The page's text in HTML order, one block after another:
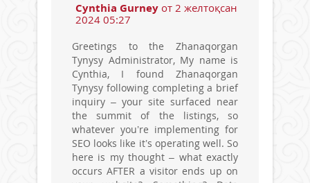
Cynthia Gurney от 2 желтоқсан
2024 05:27
Greetings to the Zhanaqorgan
Tynysy Administrator, My name is
Cynthia, I found Zhanaqorgan
Tynysy following completing a brief
inquiry – your site surfaced near
the summit of the listings, so
whatever you’re implementing for
SEO looks like it’s operating well. So
here is my thought – what exactly
occurs AFTER a visitor ends up on